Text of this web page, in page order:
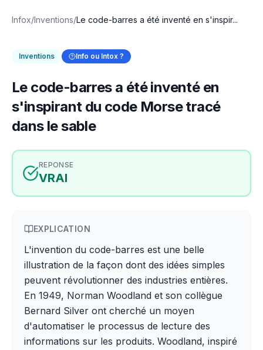
Infox/Inventions/Le code-barres a été inventé en s'inspir...
Inventions Info ou Intox ?
Le code-barres a été inventé en
s'inspirant du code Morse tracé
dans le sable
REPONSE
VRAI
EXPLICATION
L'invention du code-barres est une belle
illustration de la façon dont des idées simples
peuvent révolutionner des industries entières.
En 1949, Norman Woodland et son collègue
Bernard Silver ont cherché un moyen
d'automatiser le processus de lecture des
informations sur les produits. Woodland, inspiré